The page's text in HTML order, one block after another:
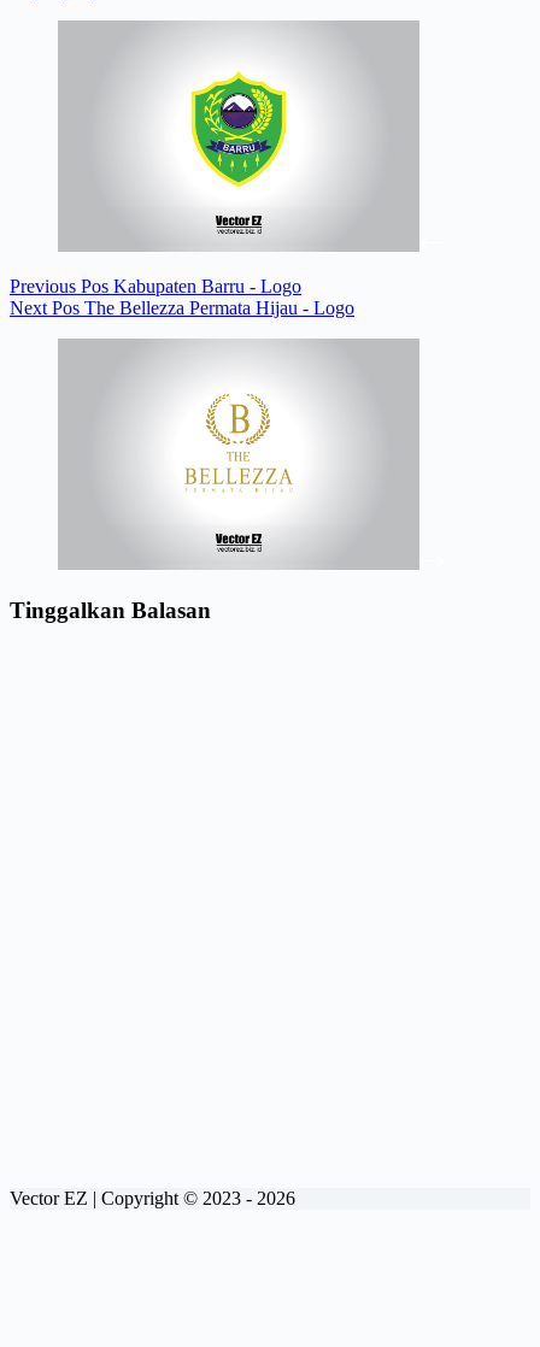
Previous Pos Kabupaten Barru - Logo
Next Pos The Bellezza Permata Hijau - Logo
Tinggalkan Balasan
Vector EZ | Copyright © 2023 - 2026